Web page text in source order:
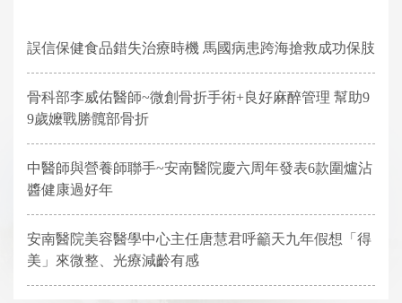
誤信保健食品錯失治療時機 馬國病患跨海搶救成功保肢
骨科部李威佑醫師~微創骨折手術+良好麻醉管理 幫助9
9歲嬤戰勝髖部骨折
中醫師與營養師聯手~安南醫院慶六周年發表6款圍爐沾
醬健康過好年
安南醫院美容醫學中心主任唐慧君呼籲天九年假想「得
美」來微整、光療減齡有感